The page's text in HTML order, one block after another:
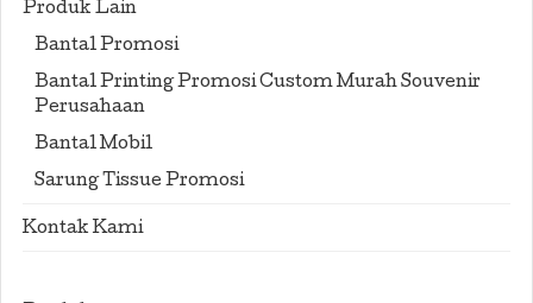
Produk Lain
Bantal Promosi
Bantal Printing Promosi Custom Murah Souvenir
Perusahaan
Bantal Mobil
Sarung Tissue Promosi
Kontak Kami